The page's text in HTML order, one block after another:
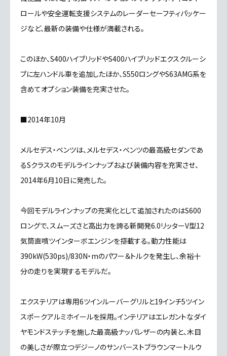
ロールや安全運転支援システムのレーダーセーフティパッケー
ジなど、最新の装備や仕様が満載される。
このほか、S400ハイブリッドやS400ハイブリッドエクスクルーシ
ブに左ハンドル車を追加したほか、S550ロングやS63AMG系を
含めてオプション装備を充実させた。
■2014年10月
メルセデス・ベンツは、メルセデス・ベンツの最高級セダンであ
るSクラスのモデルラインナップおよび装備内容を充実させ、
2014年6月10日に発売した。
今回モデルラインナップの充実化として追加されたのはS600
ロングで、スムーズさと高出力を誇る新開発6.0リッターV型12
気筒直噴ツインターボエンジンを搭載する。動力性能は
390kW(530ps)/830N・mのパワー＆トルクを発生し、余裕十
分の走りを実現するモデルだ。
エクステリアは専用6ツインルーバーグリルと19インチ5ツイン
スポークアルミホイールを採用。インテリアはエレガントなダイ
ヤモンドステッチを施した最高級ナッパレザーの内装と、木目
の美しさが際立つデジーノのサンバーストブラウンマートルウ